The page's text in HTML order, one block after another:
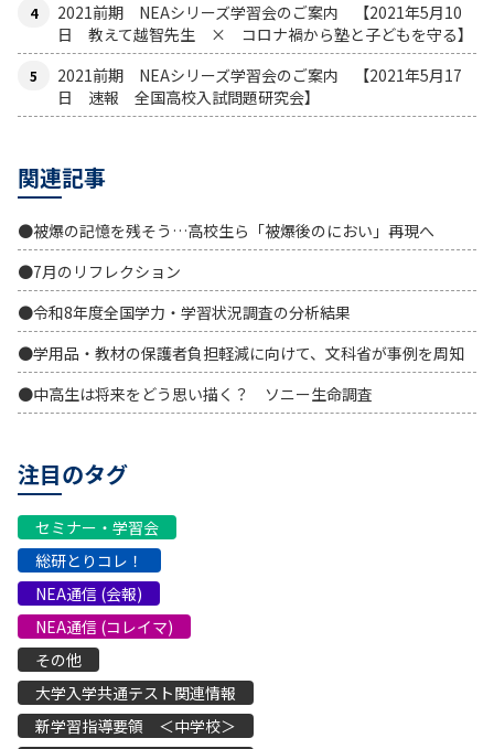
2021前期 NEAシリーズ学習会のご案内 【2021年5月10
日 教えて越智先生 × コロナ禍から塾と子どもを守る】
2021前期 NEAシリーズ学習会のご案内 【2021年5月17
日 速報 全国高校入試問題研究会】
関連記事
●被爆の記憶を残そう…高校生ら「被爆後のにおい」再現へ
●7月のリフレクション
●令和8年度全国学力・学習状況調査の分析結果
●学用品・教材の保護者負担軽減に向けて、文科省が事例を周知
●中高生は将来をどう思い描く？ ソニー生命調査
注目のタグ
セミナー・学習会
総研とりコレ！
NEA通信 (会報)
NEA通信 (コレイマ)
その他
大学入学共通テスト関連情報
新学習指導要領 ＜中学校＞